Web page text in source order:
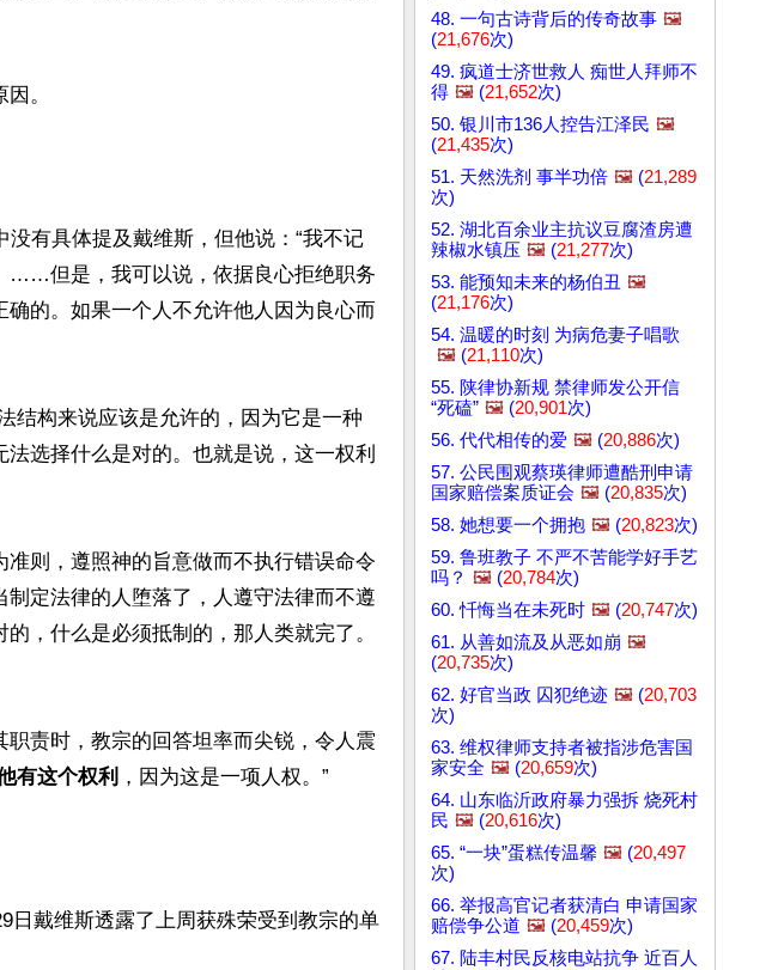
。
有具体提及戴维斯，但他说：“我不记
……但是，我可以说，依据良心拒绝职务
的。如果一个人不允许他人因为良心而
结构来说应该是允许的，因为它是一种
选择什么是对的。也就是说，这一权利
则，遵照神的旨意做而不执行错误命令
定法律的人堕落了，人遵守法律而不遵
，什么是必须抵制的，那人类就完了。
责时，教宗的回答坦率而尖锐，令人震
有这个权利 ，因为这是一项人权。”
日戴维斯透露了上周获殊荣受到教宗的单
48. 一句古诗背后的传奇故事 🖼️
(21,676次)
49. 疯道士济世救人 痴世人拜师不
得 🖼️ (21,652次)
50. 银川市136人控告江泽民 🖼️
(21,435次)
51. 天然洗剂 事半功倍 🖼️ (21,289
次)
52. 湖北百余业主抗议豆腐渣房遭
辣椒水镇压 🖼️ (21,277次)
53. 能预知未来的杨伯丑 🖼️
(21,176次)
54. 温暖的时刻 为病危妻子唱歌
🖼️ (21,110次)
55. 陕律协新规 禁律师发公开信
“死磕” 🖼️ (20,901次)
56. 代代相传的爱 🖼️ (20,886次)
57. 公民围观蔡瑛律师遭酷刑申请
国家赔偿案质证会 🖼️ (20,835次)
58. 她想要一个拥抱 🖼️ (20,823次)
59. 鲁班教子 不严不苦能学好手艺
吗？ 🖼️ (20,784次)
60. 忏悔当在未死时 🖼️ (20,747次)
61. 从善如流及从恶如崩 🖼️
(20,735次)
62. 好官当政 囚犯绝迹 🖼️ (20,703
次)
63. 维权律师支持者被指涉危害国
家安全 🖼️ (20,659次)
64. 山东临沂政府暴力强拆 烧死村
民 🖼️ (20,616次)
65. “一块”蛋糕传温馨 🖼️ (20,497
次)
66. 举报高官记者获清白 申请国家
赔偿争公道 🖼️ (20,459次)
67. 陆丰村民反核电站抗争 近百人